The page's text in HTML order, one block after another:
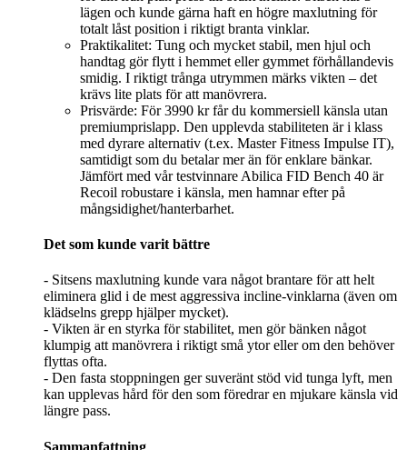
lägen och kunde gärna haft en högre maxlutning för
totalt låst position i riktigt branta vinklar.
Praktikalitet: Tung och mycket stabil, men hjul och
handtag gör flytt i hemmet eller gymmet förhållandevis
smidig. I riktigt trånga utrymmen märks vikten – det
krävs lite plats för att manövrera.
Prisvärde: För 3990 kr får du kommersiell känsla utan
premiumprislapp. Den upplevda stabiliteten är i klass
med dyrare alternativ (t.ex. Master Fitness Impulse IT),
samtidigt som du betalar mer än för enklare bänkar.
Jämfört med vår testvinnare Abilica FID Bench 40 är
Recoil robustare i känsla, men hamnar efter på
mångsidighet/hanterbarhet.
Det som kunde varit bättre
- Sitsens maxlutning kunde vara något brantare för att helt
eliminera glid i de mest aggressiva incline-vinklarna (även om
klädselns grepp hjälper mycket).
- Vikten är en styrka för stabilitet, men gör bänken något
klumpig att manövrera i riktigt små ytor eller om den behöver
flyttas ofta.
- Den fasta stoppningen ger suveränt stöd vid tunga lyft, men
kan upplevas hård för den som föredrar en mjukare känsla vid
längre pass.
Sammanfattning